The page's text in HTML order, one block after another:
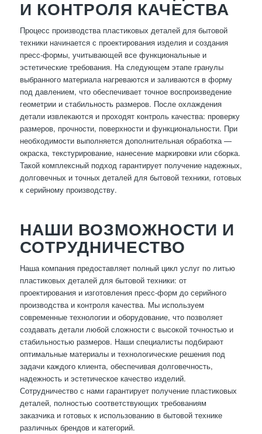
И КОНТРОЛЯ КАЧЕСТВА
Процесс производства пластиковых деталей для бытовой
техники начинается с проектирования изделия и создания
пресс-формы, учитывающей все функциональные и
эстетические требования. На следующем этапе гранулы
выбранного материала нагреваются и заливаются в форму
под давлением, что обеспечивает точное воспроизведение
геометрии и стабильность размеров. После охлаждения
детали извлекаются и проходят контроль качества: проверку
размеров, прочности, поверхности и функциональности. При
необходимости выполняется дополнительная обработка —
окраска, текстурирование, нанесение маркировки или сборка.
Такой комплексный подход гарантирует получение надежных,
долговечных и точных деталей для бытовой техники, готовых
к серийному производству.
НАШИ ВОЗМОЖНОСТИ И
СОТРУДНИЧЕСТВО
Наша компания предоставляет полный цикл услуг по литью
пластиковых деталей для бытовой техники: от
проектирования и изготовления пресс-форм до серийного
производства и контроля качества. Мы используем
современные технологии и оборудование, что позволяет
создавать детали любой сложности с высокой точностью и
стабильностью размеров. Наши специалисты подбирают
оптимальные материалы и технологические решения под
задачи каждого клиента, обеспечивая долговечность,
надежность и эстетическое качество изделий.
Сотрудничество с нами гарантирует получение пластиковых
деталей, полностью соответствующих требованиям
заказчика и готовых к использованию в бытовой технике
различных брендов и категорий.